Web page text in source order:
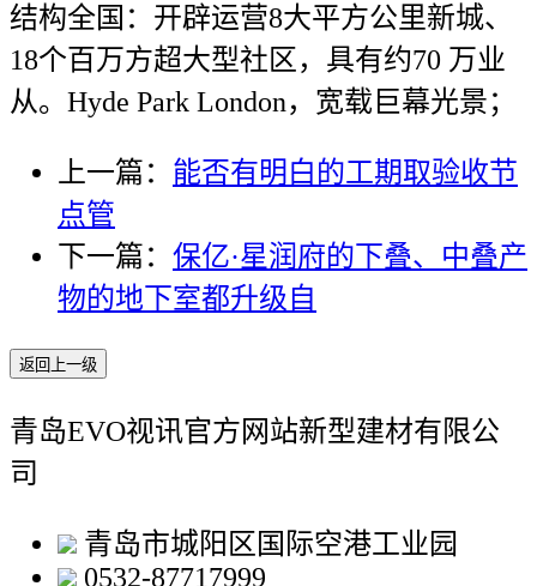
结构全国：开辟运营8大平方公里新城、
18个百万方超大型社区，具有约70 万业
从。Hyde Park London，宽载巨幕光景；
上一篇： 能否有明白的工期取验收节
点管
下一篇： 保亿·星润府的下叠、中叠产
物的地下室都升级自
返回上一级
青岛EVO视讯官方网站新型建材有限公
司
青岛市城阳区国际空港工业园
0532-87717999